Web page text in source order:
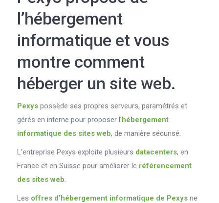
l’hébergement
informatique et vous
montre comment
héberger un site web.
Pexys possède ses propres serveurs, paramétrés et
gérés en interne pour proposer l’hébergement
informatique des sites web, de manière sécurisé.
L’entreprise Pexys exploite plusieurs datacenters, en
France et en Suisse pour améliorer le référencement
des sites web.
Les offres d’hébergement informatique de Pexys ne